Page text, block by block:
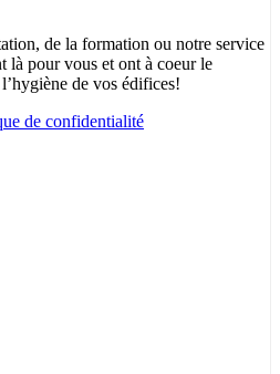
de la formation ou notre service
là pour vous et ont à coeur le
de vos édifices!
de confidentialité